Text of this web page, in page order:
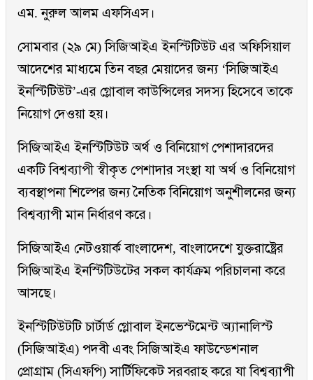
এম. নুরুল আলম এফসিএস।
সোমবার (২৯ মে) সিজিআইএ ইনস্টিটিউট এর অফিসিয়াল
আদেশের মাধ্যমে তিন বছর মেয়াদের জন্য ‘সিজিআইএ
ইনস্টিটিউট’-এর গ্লোবাল কাউন্সিলের সদস্য হিসেবে তাকে
নিয়োগ দেওয়া হয়।
সিজিআইএ ইনস্টিটিউট অর্থ ও বিনিয়োগ পেশাদারদের
একটি বিশ্বব্যাপী স্বীকৃত পেশাদার সংস্থা যা অর্থ ও বিনিয়োগ
ব্যবস্থাপনা শিল্পের জন্য নৈতিক বিনিয়োগ অনুশীলনের জন্য
বিশ্বব্যাপী মান নির্ধারণ করে।
সিজিআইএ নেটওয়ার্ক বাংলাদেশ, বাংলাদেশে যুক্তরাষ্ট্রের
সিজিআইএ ইনস্টিটিউটের সকল কার্যক্রম পরিচালনা করে
আসছে।
ইনস্টিটিউটটি চার্টার্ড গ্লোবাল ইনভেস্টমেন্ট অ্যানালিস্ট
(সিজিআইএ) পদবী এবং সিজিআইএ ফাউন্ডেশনাল
প্রোগ্রাম (সিএফপি) সার্টিফিকেট সরবরাহ করে যা বিশ্বব্যাপী